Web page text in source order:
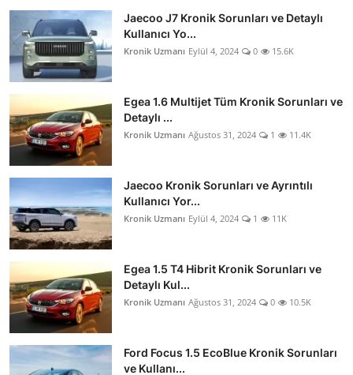
Jaecoo J7 Kronik Sorunları ve Detaylı
Kullanıcı Yo...
Kronik Uzmanı Eylül 4, 2024 0 15.6K
Egea 1.6 Multijet Tüm Kronik Sorunları ve
Detaylı ...
Kronik Uzmanı Ağustos 31, 2024 1 11.4K
Jaecoo Kronik Sorunları ve Ayrıntılı
Kullanıcı Yor...
Kronik Uzmanı Eylül 4, 2024 1 11K
Egea 1.5 T4 Hibrit Kronik Sorunları ve
Detaylı Kul...
Kronik Uzmanı Ağustos 31, 2024 0 10.5K
Ford Focus 1.5 EcoBlue Kronik Sorunları
ve Kullanı...